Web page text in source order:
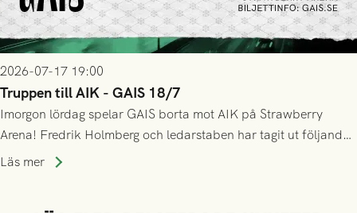
2026-07-17 19:00
Truppen till AIK - GAIS 18/7
Imorgon lördag spelar GAIS borta mot AIK på Strawberry
Arena! Fredrik Holmberg och ledarstaben har tagit ut följande
trupp till matchen:
Läs mer